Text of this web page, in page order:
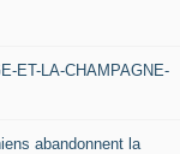
ET-LA-CHAMPAGNE-
abandonnent la